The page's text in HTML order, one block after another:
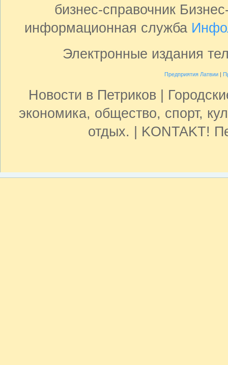
бизнес-справочник
информационная служба
Электронные издания
Предприятия Латвии|
Новости в Петриков |
экономика, общество, спорт,
отдых. | KONTAKT!